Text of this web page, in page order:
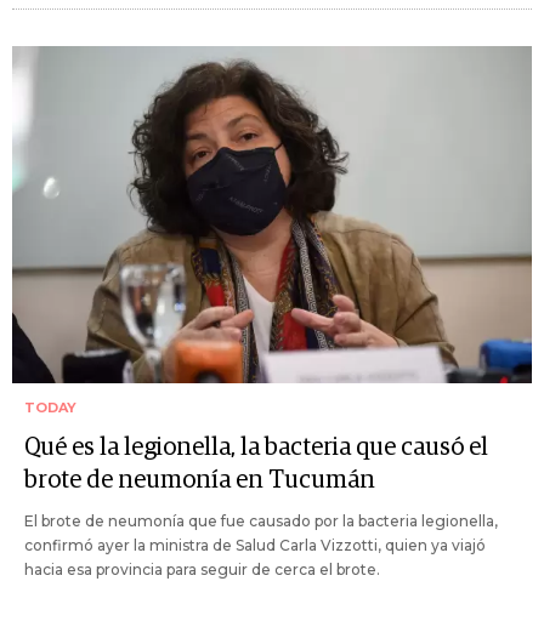
TODAY
Qué es la legionella, la bacteria que causó el
brote de neumonía en Tucumán
El brote de neumonía que fue causado por la bacteria legionella,
confirmó ayer la ministra de Salud Carla Vizzotti, quien ya viajó
hacia esa provincia para seguir de cerca el brote.